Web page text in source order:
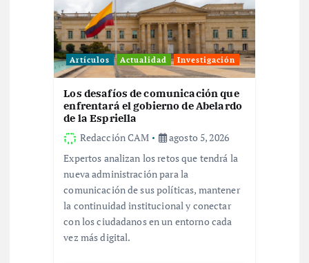
Artículos Actualidad Investigación
Los desafíos de comunicación que
enfrentará el gobierno de Abelardo
de la Espriella
Redacción CAM
agosto 5, 2026
Expertos analizan los retos que tendrá la
nueva administración para la
comunicación de sus políticas, mantener
la continuidad institucional y conectar
con los ciudadanos en un entorno cada
vez más digital.